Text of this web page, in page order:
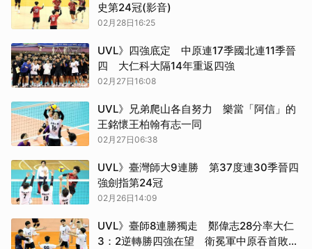
史第24冠(影音)
02月28日16:25
UVL》四強底定 中原連17季國北連11季晉
四 大仁科大隔14年重返四強
02月27日16:08
UVL》兄弟爬山各自努力 樂當「阿信」的
王銘懷王柏翰有志一同
02月27日06:38
UVL》臺灣師大9連勝 第37度連30季晉四
強劍指第24冠
02月26日14:09
UVL》臺師8連勝獨走 鄭偉志28分率大仁
3：2逆轉勝四強在望 衛冕軍中原吞首敗
取消